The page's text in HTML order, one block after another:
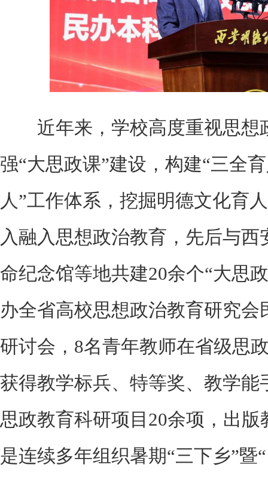
近年来，学校高度重视思想
强“大思政课”建设，构建“三全
人”工作体系，挖掘明德文化育
入融入思想政治教育，先后与
命纪念馆等地共建20余个“大思
办全省高校思想政治教育研究
研讨会，8名青年教师在省级思
获得教学标兵、特等奖、教学能
思政教育科研项目20余项，出
是连续多年组织暑期“三下乡”暨